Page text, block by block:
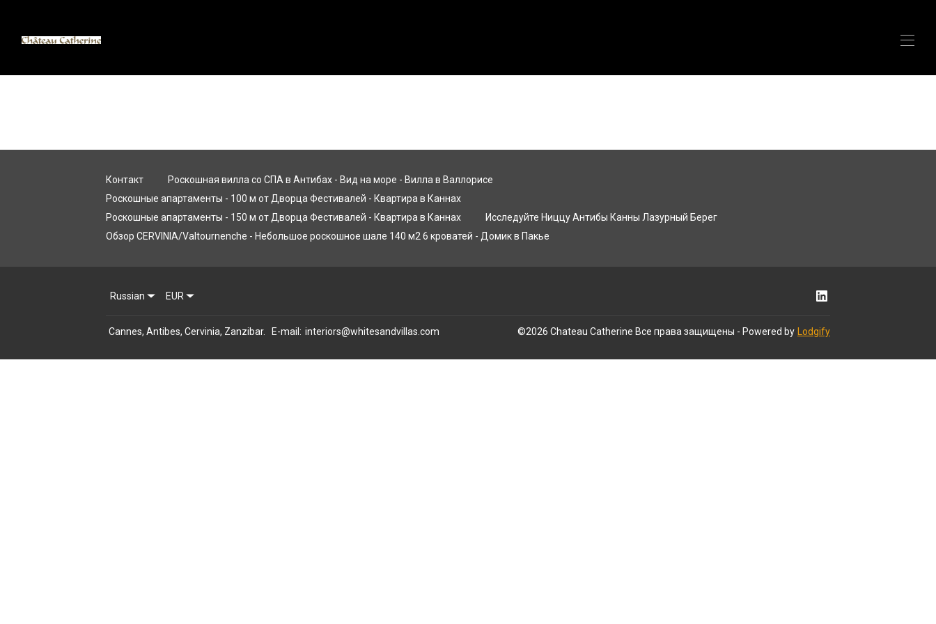
CANNES CENTER - Роскошные апартаменты - 150 м до Дворца фестивалей ▾
Роскошные виллы и СПА на Занзибаре с белым песком
Аренда с ЕКАТЕРИНОЙ - Super Host
Контакт
Обзор CERVINIA/Valtournenche - Небольшое роскошное шале 140 м2 6 кроватей - Домик в Пакье
Контакт
Роскошная вилла со СПА в Антибах - Вид на море - Вилла в Валлорисе
Роскошные апартаменты - 100 м от Дворца Фестивалей - Квартира в Каннах
Роскошные апартаменты - 150 м от Дворца Фестивалей - Квартира в Каннах
Исследуйте Ниццу Антибы Канны Лазурный Берег
Обзор CERVINIA/Valtournenche - Небольшое роскошное шале 140 м2 6 кроватей - Домик в Пакье
Russian EUR
Cannes, Antibes, Cervinia, Zanzibar. E-mail : interiors@whitesandvillas.com ©2026 Chateau Catherine Все права защищены - Powered by Lodgify